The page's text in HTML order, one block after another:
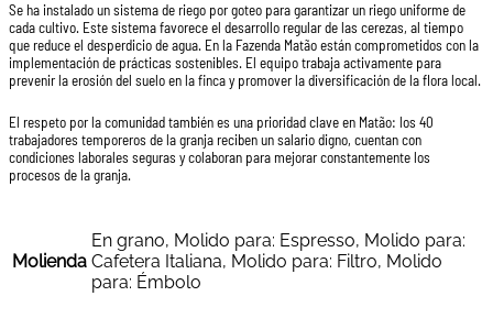
Se ha instalado un sistema de riego por goteo para garantizar un riego uniforme de
cada cultivo. Este sistema favorece el desarrollo regular de las cerezas, al tiempo
que reduce el desperdicio de agua. En la Fazenda Matão están comprometidos con la
implementación de prácticas sostenibles. El equipo trabaja activamente para
prevenir la erosión del suelo en la finca y promover la diversificación de la flora local.
El respeto por la comunidad también es una prioridad clave en Matão: los 40
trabajadores temporeros de la granja reciben un salario digno, cuentan con
condiciones laborales seguras y colaboran para mejorar constantemente los
procesos de la granja.
Molienda
En grano, Molido para: Espresso, Molido para:
Cafetera Italiana, Molido para: Filtro, Molido
para: Émbolo